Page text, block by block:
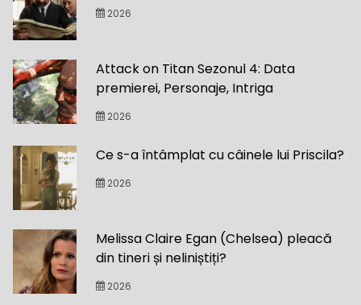
2026
Attack on Titan Sezonul 4: Data
premierei, Personaje, Intriga
2026
Ce s-a întâmplat cu câinele lui Priscila?
2026
Melissa Claire Egan (Chelsea) pleacă
din tineri și neliniștiți?
2026